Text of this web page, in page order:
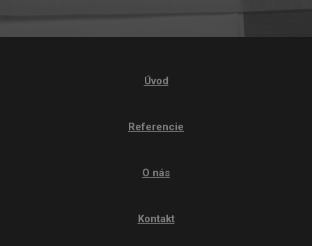
Úvod
Referencie
O nás
Kontakt